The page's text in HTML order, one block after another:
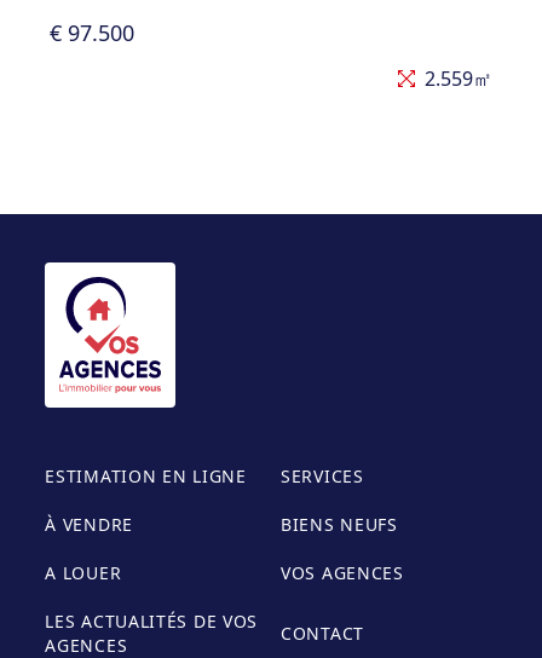
€ 97.500
2.559㎡
ESTIMATION EN LIGNE SERVICES
À VENDRE BIENS NEUFS
A LOUER VOS AGENCES
LES ACTUALITÉS DE VOS
AGENCES
CONTACT